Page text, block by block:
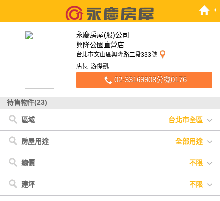
永慶房屋(股)公司
興隆公園直營店
台北市文山區興隆路二段333號
店長: 游傑凱
02-33169908分機0176
待售物件(23)
區域 台北市全區
台北市
< 台北市 文山區
房屋用途 全部用途
全部用途 其他
總價 不限
不限 900萬以下
建坪 不限